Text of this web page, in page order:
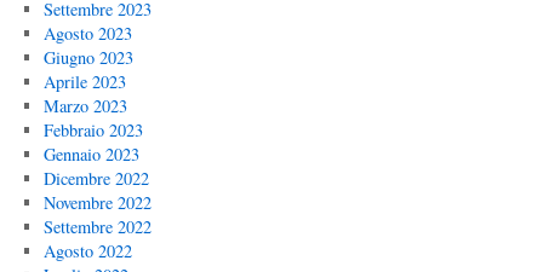
Settembre 2023
Agosto 2023
Giugno 2023
Aprile 2023
Marzo 2023
Febbraio 2023
Gennaio 2023
Dicembre 2022
Novembre 2022
Settembre 2022
Agosto 2022